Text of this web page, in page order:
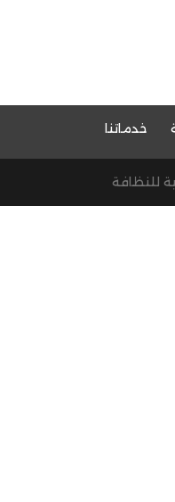
خدماتنا
للنظافة